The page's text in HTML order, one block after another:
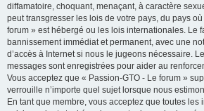
diffamatoire, choquant, menaçant, à caractère
peut transgresser les lois de votre pays, du pays
forum » est hébergé ou les lois internationales. Le
bannissement immédiat et permanent, avec une
d’accès à Internet si nous le jugeons nécessaire.
messages sont enregistrées pour aider au
Vous acceptez que « Passion-GTO - Le forum »
verrouille n’importe quel sujet lorsque nous
En tant que membre, vous acceptez que toutes les